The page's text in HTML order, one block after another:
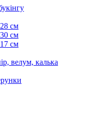
см
см
см
велум, калька